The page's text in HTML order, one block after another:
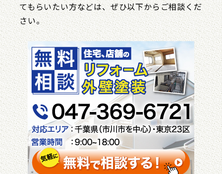
てもらいたい方などは、ぜひ以下からご相談くだ
さい。